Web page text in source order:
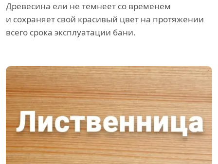
Древесина ели не темнеет со временем
и сохраняет свой красивый цвет на протяжении
всего срока эксплуатации бани.